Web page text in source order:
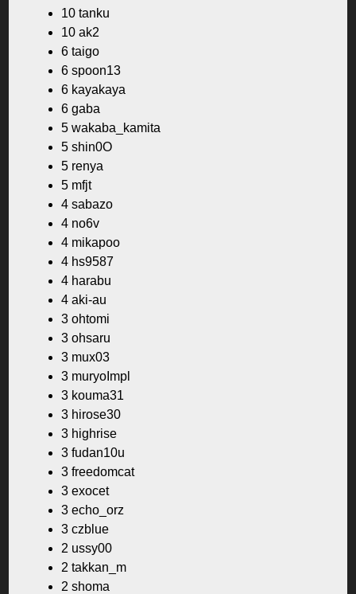
10 tanku
10 ak2
6 taigo
6 spoon13
6 kayakaya
6 gaba
5 wakaba_kamita
5 shin0O
5 renya
5 mfjt
4 sabazo
4 no6v
4 mikapoo
4 hs9587
4 harabu
4 aki-au
3 ohtomi
3 ohsaru
3 mux03
3 muryoImpl
3 kouma31
3 hirose30
3 highrise
3 fudan10u
3 freedomcat
3 exocet
3 echo_orz
3 czblue
2 ussy00
2 takkan_m
2 shoma